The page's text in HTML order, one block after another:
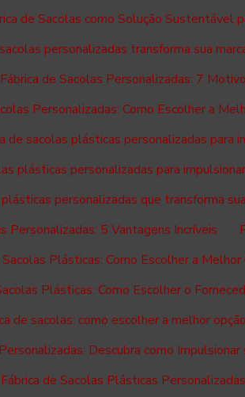
de Sacolas como Solução Sustentável
personalizadas transforma sua
Fábrica de Sacolas Personalizadas: 7
Personalizadas: Como Escolher a
de sacolas plásticas personalizadas para
plásticas personalizadas para
personalizadas que transforma
Personalizadas: 5 Vantagens Incríveis
Sacolas Plásticas: Como Escolher a
Plásticas: Como Escolher o
de sacolas: como escolher a melhor
Descubra como
Fábrica de Sacolas Plásticas